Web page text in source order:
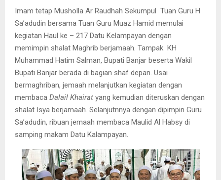
Imam tetap Musholla Ar Raudhah Sekumpul Tuan Guru H
Sa’adudin bersama Tuan Guru Muaz Hamid memulai
kegiatan Haul ke – 217 Datu Kelampayan dengan
memimpin shalat Maghrib berjamaah. Tampak KH
Muhammad Hatim Salman, Bupati Banjar beserta Wakil
Bupati Banjar berada di bagian shaf depan. Usai
bermaghriban, jemaah melanjutkan kegiatan dengan
membaca Dalail Khairat yang kemudian diteruskan dengan
shalat Isya berjamaah. Selanjutnnya dengan dipimpin Guru
Sa’adudin, ribuan jemaah membaca Maulid Al Habsy di
samping makam Datu Kalampayan.